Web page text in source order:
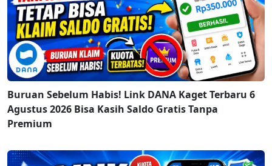
Buruan Sebelum Habis! Link DANA Kaget Terbaru 6
Agustus 2026 Bisa Kasih Saldo Gratis Tanpa
Premium